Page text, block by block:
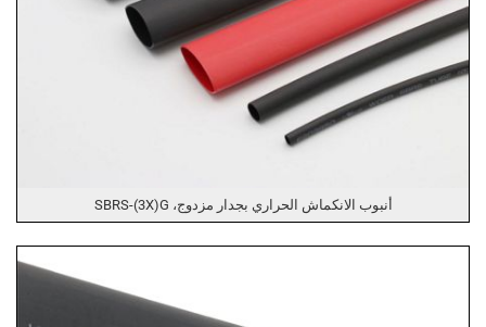
أنبوب الانكماش الحراري بجدار مزدوج، SBRS-(3X)G